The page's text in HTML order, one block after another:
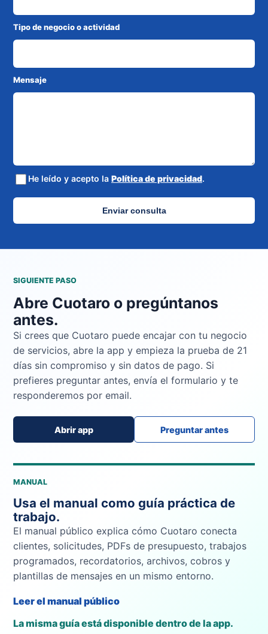
Tipo de negocio o actividad
Mensaje
He leído y acepto la Política de privacidad.
Enviar consulta
SIGUIENTE PASO
Abre Cuotaro o pregúntanos
antes.
Si crees que Cuotaro puede encajar con tu negocio
de servicios, abre la app y empieza la prueba de 21
días sin compromiso y sin datos de pago. Si
prefieres preguntar antes, envía el formulario y te
responderemos por email.
Abrir app Preguntar antes
MANUAL
Usa el manual como guía práctica de
trabajo.
El manual público explica cómo Cuotaro conecta
clientes, solicitudes, PDFs de presupuesto, trabajos
programados, recordatorios, archivos, cobros y
plantillas de mensajes en un mismo entorno.
Leer el manual público
La misma guía está disponible dentro de la app.